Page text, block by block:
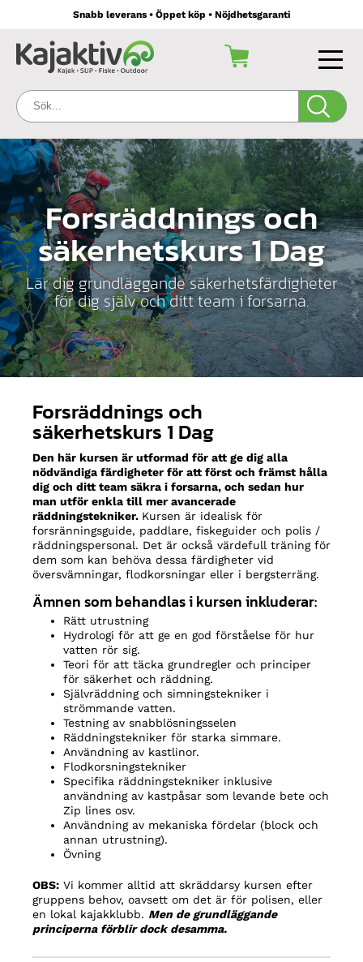
Snabb leverans • Öppet köp • Nöjdhetsgaranti
Sök:
Forsräddnings och
säkerhetskurs 1 Dag
Lär dig grundläggande säkerhetsfärdigheter
för dig själv och ditt team i forsarna.
Forsräddnings och
säkerhetskurs 1 Dag
Den här kursen är utformad för att ge dig alla
nödvändiga färdigheter för att först och främst hålla
dig och ditt team säkra i forsarna, och sedan hur
man utför enkla till mer avancerade
räddningstekniker. Kursen är idealisk för
forsränningsguide, paddlare, fiskeguider och polis /
räddningspersonal. Det är också värdefull träning för
dem som kan behöva dessa färdigheter vid
översvämningar, flodkorsningar eller i bergsterräng.
Ämnen som behandlas i kursen inkluderar:
Rätt utrustning
Hydrologi för att ge en god förståelse för hur
vatten rör sig.
Teori för att täcka grundregler och principer
för säkerhet och räddning.
Självräddning och simningstekniker i
strömmande vatten.
Testning av snabblösningsselen
Räddningstekniker för starka simmare.
Användning av kastlinor.
Flodkorsningstekniker
Specifika räddningstekniker inklusive
användning av kastpåsar som levande bete och
Zip lines osv.
Användning av mekaniska fördelar (block och
annan utrustning).
Övning
OBS: Vi kommer alltid att skräddarsy kursen efter
gruppens behov, oavsett om det är för polisen, eller
en lokal kajakklubb. Men de grundläggande
principerna förblir dock desamma.